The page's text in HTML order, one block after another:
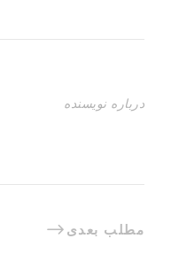
درباره نویسنده
مطلب بعدی